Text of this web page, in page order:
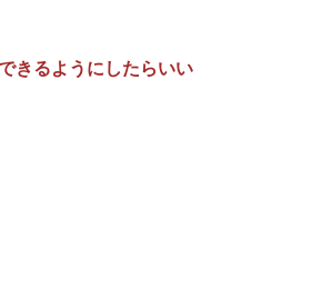
きるようにしたらいい